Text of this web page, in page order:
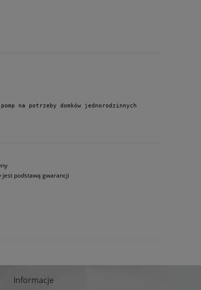
na potrzeby domków jednorodzinnych
jest podstawą gwarancji
Informacje